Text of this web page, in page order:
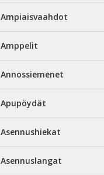
Ampiaisvaahdot
Amppelit
Annossiemenet
Apupöydät
Asennushiekat
Asennuslangat